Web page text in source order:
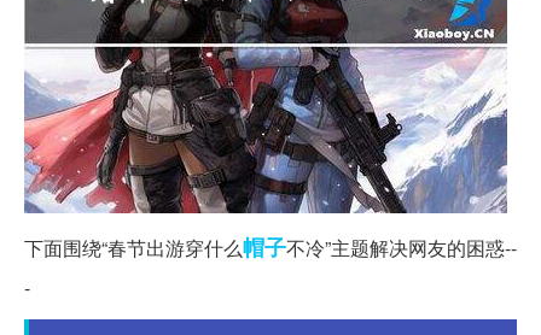
下面围绕“春节出游穿什么帽子不冷”主题解决网友的困惑--
-